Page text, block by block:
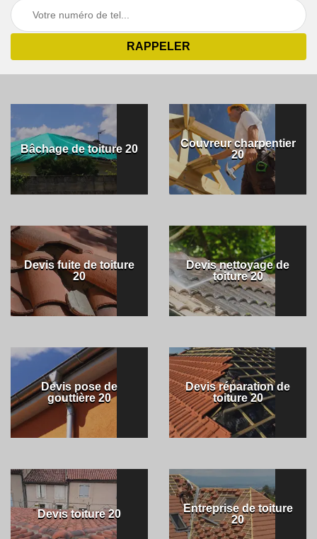
Bâchage de toiture 20
Couvreur charpentier
20
Devis fuite de toiture
20
Devis nettoyage de
toiture 20
Devis pose de
gouttière 20
Devis réparation de
toiture 20
Devis toiture 20
Entreprise de toiture
20